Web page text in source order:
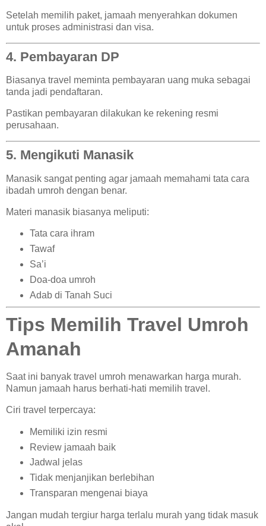
Setelah memilih paket, jamaah menyerahkan dokumen
untuk proses administrasi dan visa.
4. Pembayaran DP
Biasanya travel meminta pembayaran uang muka sebagai
tanda jadi pendaftaran.
Pastikan pembayaran dilakukan ke rekening resmi
perusahaan.
5. Mengikuti Manasik
Manasik sangat penting agar jamaah memahami tata cara
ibadah umroh dengan benar.
Materi manasik biasanya meliputi:
Tata cara ihram
Tawaf
Sa’i
Doa-doa umroh
Adab di Tanah Suci
Tips Memilih Travel Umroh
Amanah
Saat ini banyak travel umroh menawarkan harga murah.
Namun jamaah harus berhati-hati memilih travel.
Ciri travel terpercaya:
Memiliki izin resmi
Review jamaah baik
Jadwal jelas
Tidak menjanjikan berlebihan
Transparan mengenai biaya
Jangan mudah tergiur harga terlalu murah yang tidak masuk